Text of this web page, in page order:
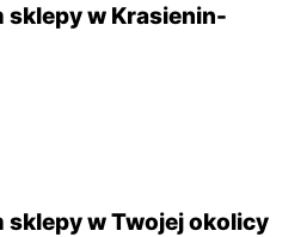
sklepy w Krasienin-
sklepy w Twojej okolicy